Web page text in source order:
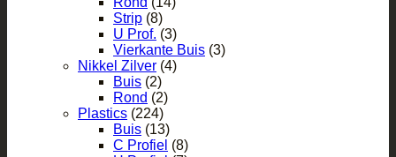
Strip (8)
U Prof. (3)
Vierkante Buis (3)
Nikkel Zilver (4)
Buis (2)
Rond (2)
Plastics (224)
Buis (13)
C Profiel (8)